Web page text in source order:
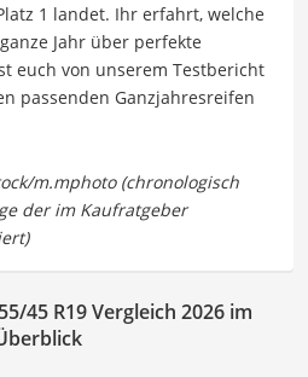
1 landet. Ihr erfahrt, welche
Jahr über perfekte
euch von unserem Testbericht
passenden Ganzjahresreifen
45 R19 Vergleich 2026 im